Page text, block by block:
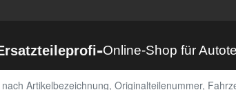
-Online-Shop für